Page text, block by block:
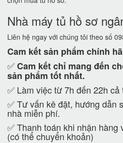
Nhà máy tủ hồ sơ
Liên hệ ngay với chúng tôi theo số
Cam kếtsản phẩm chính
✅Cam kếtchỉ mang đến
sản phẩm tốt nhất.
✅ Làm việc từ 7h đến 22h
✅ Tư vấn kê đặt, hướng dẫn
nhà miễn phí.
✅ Thanh toán khi nhận
(có thể chuyển khoản)